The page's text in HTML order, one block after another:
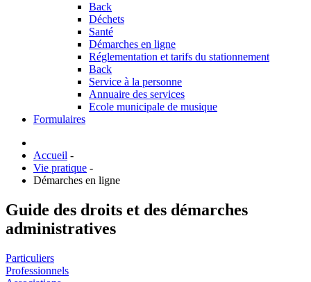
Back
Déchets
Santé
Démarches en ligne
Réglementation et tarifs du stationnement
Back
Service à la personne
Annuaire des services
Ecole municipale de musique
Formulaires
Accueil -
Vie pratique -
Démarches en ligne
Guide des droits et des démarches
administratives
Particuliers
Professionnels